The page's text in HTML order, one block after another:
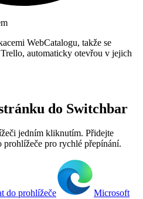
WebCatalogu, takže se
automaticky otevřou v jejich
do Switchbar
jedním kliknutím. Přidejte
prohlížeče pro rychlé přepínání.
do prohlížeče Microsoft